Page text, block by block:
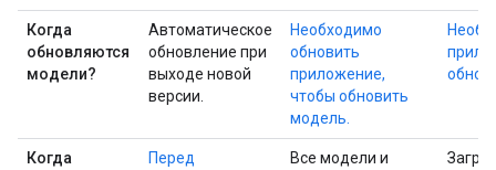
Когда
обновляются
модели?
Автоматическое
обновление при
выходе новой
версии.
Необходимо
обновить
приложение,
чтобы обновить
модель.
Когда
Перед
Все модели и